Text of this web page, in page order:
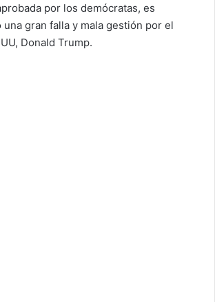
por los demócratas, es
gran falla y mala gestión por el
Donald Trump.